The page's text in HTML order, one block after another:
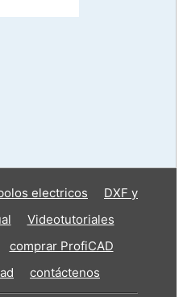
electricos
DXF y
Videotutoriales
comprar ProfiCAD
contáctenos